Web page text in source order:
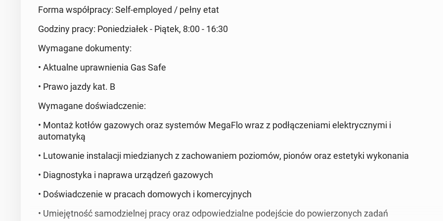
Forma współpracy: Self-employed / pełny etat
Godziny pracy: Poniedziałek - Piątek, 8:00 - 16:30
Wymagane dokumenty:
• Aktualne uprawnienia Gas Safe
• Prawo jazdy kat. B
Wymagane doświadczenie:
• Montaż kotłów gazowych oraz systemów MegaFlo wraz z podłączeniami elektrycznymi i
automatyką
• Lutowanie instalacji miedzianych z zachowaniem poziomów, pionów oraz estetyki wykonania
• Diagnostyka i naprawa urządzeń gazowych
• Doświadczenie w pracach domowych i komercyjnych
• Umiejętność samodzielnej pracy oraz odpowiedzialne podejście do powierzonych zadań